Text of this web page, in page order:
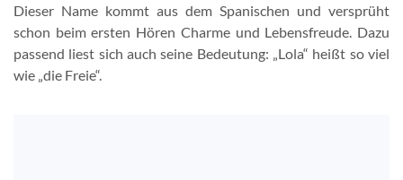
Dieser Name kommt aus dem Spanischen und versprüht
schon beim ersten Hören Charme und Lebensfreude. Dazu
passend liest sich auch seine Bedeutung: „Lola“ heißt so viel
wie „die Freie“.